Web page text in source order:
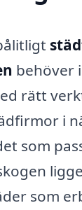
behöver
rätt
i
som
som